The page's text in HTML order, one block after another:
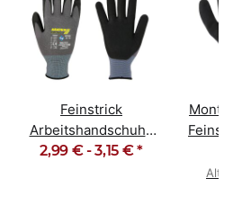
Feinstrick
Arbeitshandschuhe
Montagehandschuhe
2,99 € -3,15 €*